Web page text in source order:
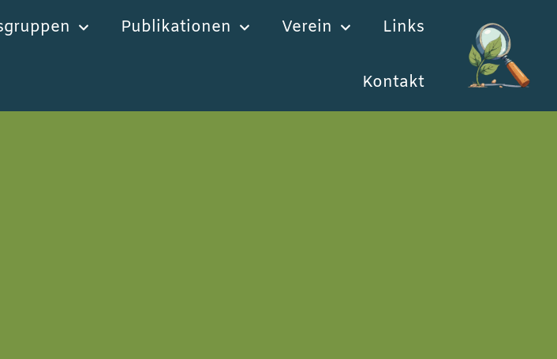
Publikationen Verein Links
Kontakt